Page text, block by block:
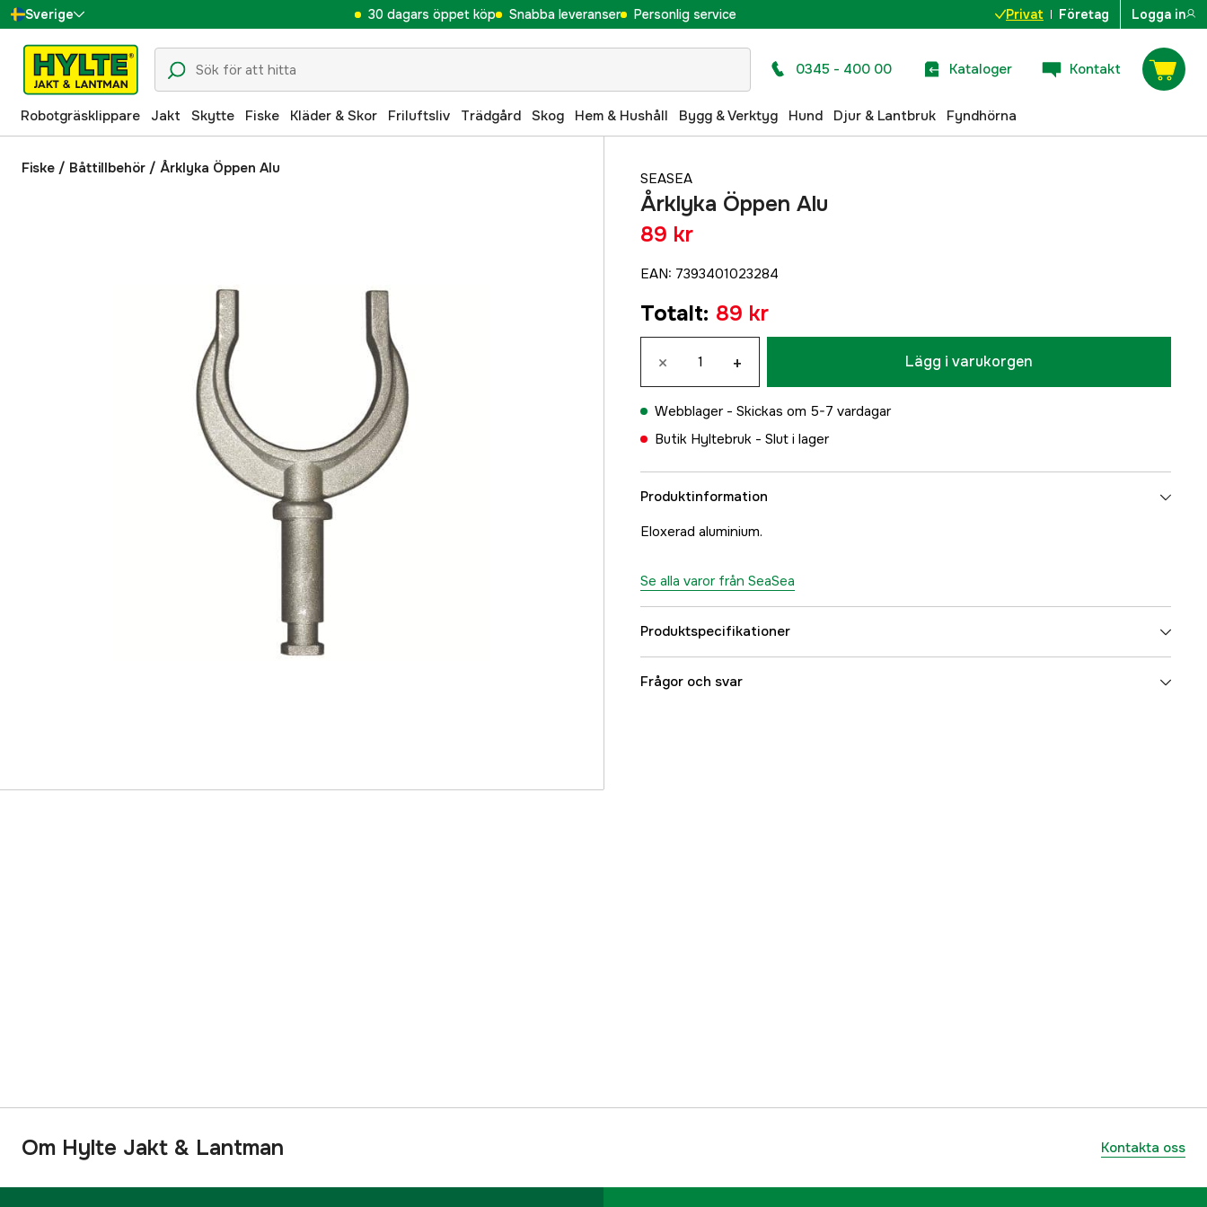
Sverige
Danmark
Suomi
Norge
Deutschland
30 dagars öppet köp Snabba leveranser Personlig service Privat Företag Logga in
0345 - 400 00 Kataloger Kontakt
Robotgräsklippare Jakt Skytte Fiske Kläder & Skor Friluftsliv Trädgård Skog Hem & Hushåll Bygg & Verktyg Hund Djur & Lantbruk Fyndhörna
Fiske / Båttillbehör / Årklyka Öppen Alu
SEASEA
Årklyka Öppen Alu
89 kr
EAN: 7393401023284
Totalt: 89 kr
× + Lägg i varukorgen
Webblager - Skickas om 5-7 vardagar
Butik Hyltebruk - Slut i lager
Produktinformation
Eloxerad aluminium.
Se alla varor från SeaSea
Produktspecifikationer
Referensnummer
Frågor och svar
Om Hylte Jakt & Lantman Kontakta oss